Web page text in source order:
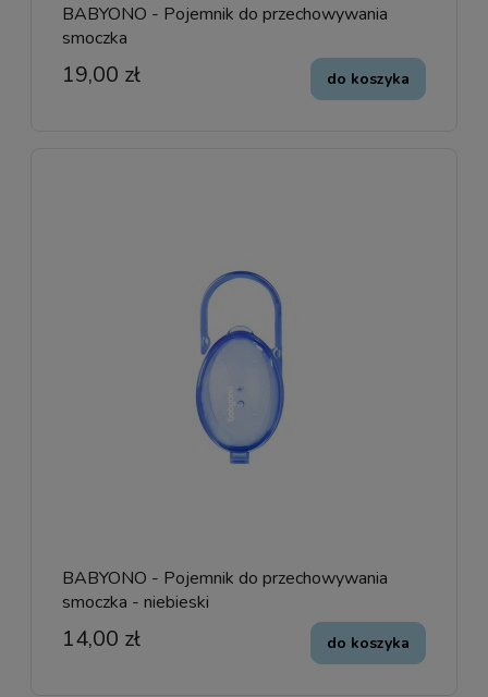
BABYONO - Pojemnik do przechowywania
smoczka
19,00 zł do koszyka
BABYONO - Pojemnik do przechowywania
smoczka - niebieski
14,00 zł do koszyka